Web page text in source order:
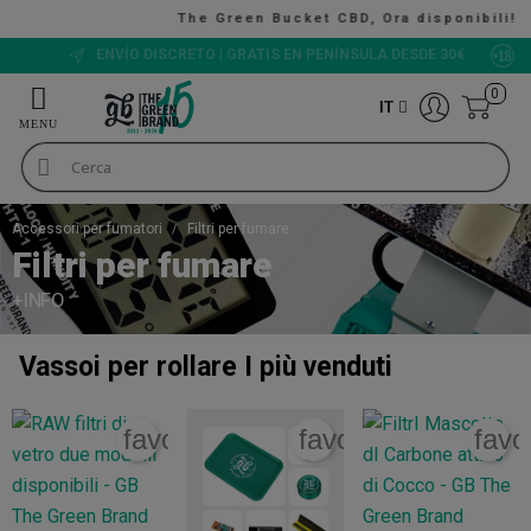
The Green Bucket CBD, Ora disponibili!
VALUTAZIONE 9/10
IT
0
Accessori per fumatori Filtri per fumare
Filtri per fumare
+INFO
Vassoi per rollare I più venduti
favorite_borderfavorite_border